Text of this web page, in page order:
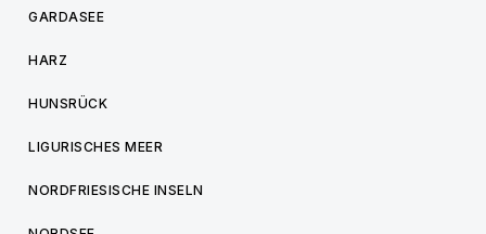
GARDASEE
HARZ
HUNSRÜCK
LIGURISCHES MEER
NORDFRIESISCHE INSELN